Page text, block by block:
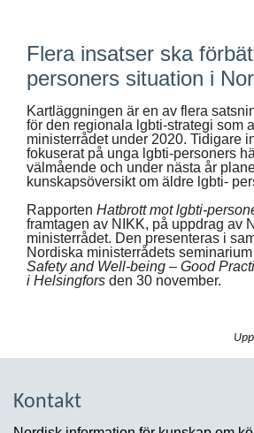
Flera insatser ska
personers situation i
Kartläggningen är en av flera
för den regionala lgbti-strategi som
ministerrådet under 2020. Tidigare
fokuserat på unga lgbti-personers
välmående och under nästa år
kunskapsöversikt om äldre lgbti-
Rapporten Hatbrott mot lgbti-
framtagen av NIKK, på uppdrag av
ministerrådet. Den presenteras i
Nordiska ministerrådets seminarium
Safety and Well-being – Good
i Helsingfors den 30 november.
Kontakt